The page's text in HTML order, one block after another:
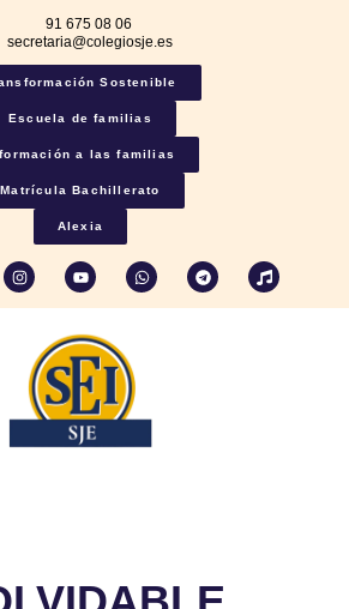
91 675 08 06
secretaria@colegiosje.es
Sostenible
Escuela de familias
a las familias
Matrícula Bachillerato
Alexia